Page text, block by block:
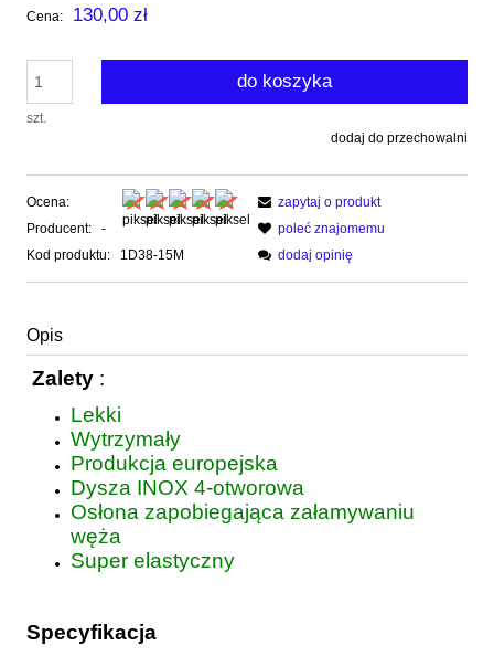
Cena: 130,00 zł
szt.
do koszyka
dodaj do przechowalni
Ocena:
Producent:
-
Kod produktu:
1D38-15M
zapytaj o produkt
poleć znajomemu
dodaj opinię
Opis
Zalety :
Lekki
Wytrzymały
Produkcja europejska
Dysza INOX 4-otworowa
Osłona zapobiegająca załamywaniu
węża
Super elastyczny
Specyfikacja